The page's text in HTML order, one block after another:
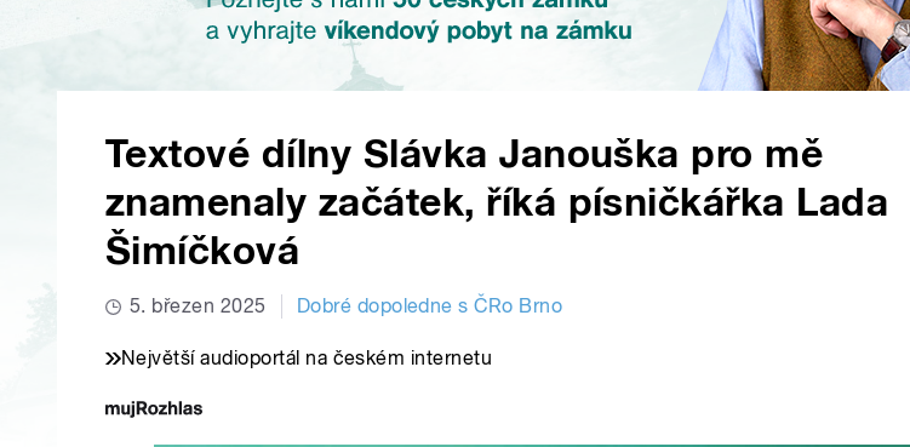
Textové dílny Slávka Janouška pro mě
znamenaly začátek, říká písničkářka Lada
Šimíčková
5. březen 2025 Dobré dopoledne s ČRo Brno
Největší audioportál na českém internetu